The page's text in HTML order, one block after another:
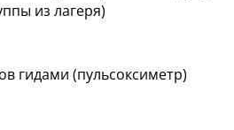
из лагеря)
гидами (пульсоксиметр)